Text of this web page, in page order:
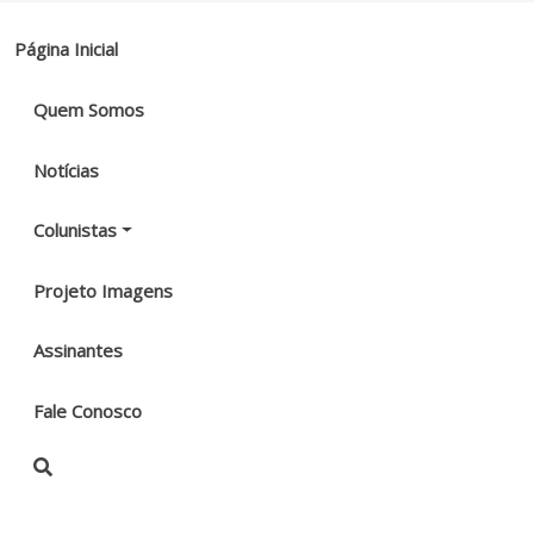
Página Inicial
Quem Somos
Notícias
Colunistas
Projeto Imagens
Assinantes
Fale Conosco